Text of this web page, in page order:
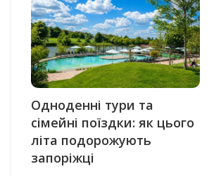
Одноденні тури та
сімейні поїздки: як цього
літа подорожують
запоріжці